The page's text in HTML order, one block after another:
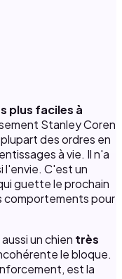
plus faciles à
Stanley Coren
des ordres en
à vie. Il n'a
l'envie. C'est un
guette le prochain
comportements pour
un chien très
le bloque.
est la